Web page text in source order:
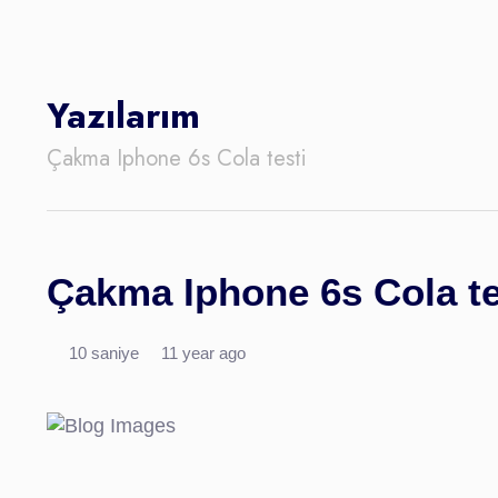
Yazılarım
Çakma Iphone 6s Cola testi
Çakma Iphone 6s Cola
10 saniye 11 year ago